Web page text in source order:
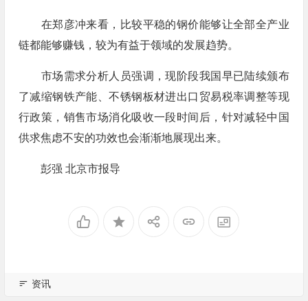
在郑彦冲来看，比较平稳的钢价能够让全部全产业
链都能够赚钱，较为有益于领域的发展趋势。
市场需求分析人员强调，现阶段我国早已陆续颁布
了减缩钢铁产能、不锈钢板材进出口贸易税率调整等现
行政策，销售市场消化吸收一段时间后，针对减轻中国
供求焦虑不安的功效也会渐渐地展现出来。
彭强 北京市报导
资讯